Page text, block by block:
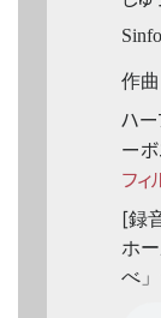
作曲
ハ
ー
フ
[録
ホ
べ